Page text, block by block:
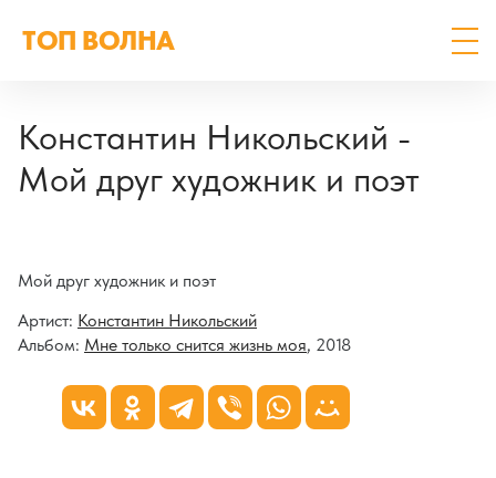
ТОП ВОЛНА
Константин Никольский -
Мой друг художник и поэт
Мой друг художник и поэт
Артист: Константин Никольский
Альбом: Мне только снится жизнь моя, 2018